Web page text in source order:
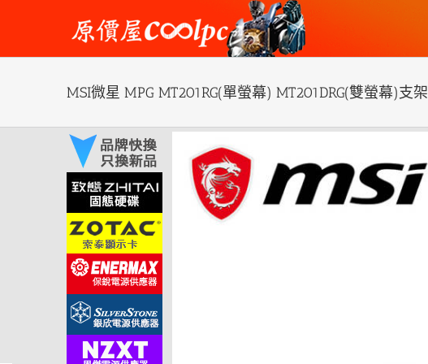
content
MSI微星 MPG MT201RG(單螢幕) MT201DRG(雙螢幕)支架
Larger
Image